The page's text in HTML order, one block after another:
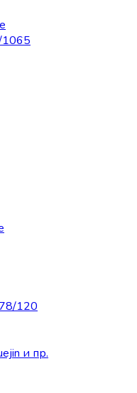
1065
120
и пр.